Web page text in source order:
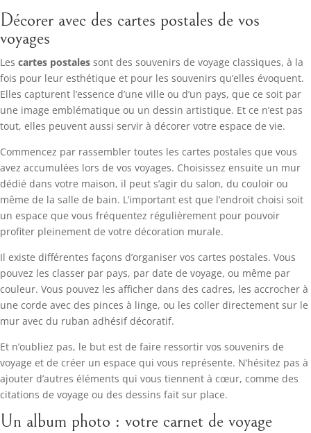
Décorer avec des cartes postales de vos
voyages
Les cartes postales sont des souvenirs de voyage classiques, à la
fois pour leur esthétique et pour les souvenirs qu’elles évoquent.
Elles capturent l’essence d’une ville ou d’un pays, que ce soit par
une image emblématique ou un dessin artistique. Et ce n’est pas
tout, elles peuvent aussi servir à décorer votre espace de vie.
Commencez par rassembler toutes les cartes postales que vous
avez accumulées lors de vos voyages. Choisissez ensuite un mur
dédié dans votre maison, il peut s’agir du salon, du couloir ou
même de la salle de bain. L’important est que l’endroit choisi soit
un espace que vous fréquentez régulièrement pour pouvoir
profiter pleinement de votre décoration murale.
Il existe différentes façons d’organiser vos cartes postales. Vous
pouvez les classer par pays, par date de voyage, ou même par
couleur. Vous pouvez les afficher dans des cadres, les accrocher à
une corde avec des pinces à linge, ou les coller directement sur le
mur avec du ruban adhésif décoratif.
Et n’oubliez pas, le but est de faire ressortir vos souvenirs de
voyage et de créer un espace qui vous représente. N’hésitez pas à
ajouter d’autres éléments qui vous tiennent à cœur, comme des
citations de voyage ou des dessins fait sur place.
Un album photo : votre carnet de voyage